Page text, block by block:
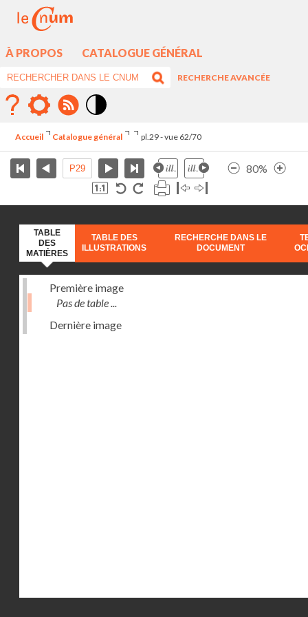
À PROPOS CATALOGUE GÉNÉRAL
RECHERCHE AVANCÉE
élévé
Accueil Catalogue général pl.29 - vue 62/70
80%
TABLE
DES
MATIÈRES
TABLE DES
ILLUSTRATIONS
RECHERCHE DANS LE
DOCUMENT
Première image
Pas de table ...
Dernière image